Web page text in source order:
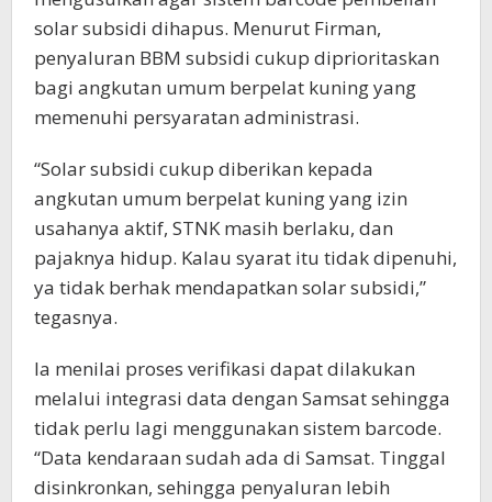
solar subsidi dihapus. Menurut Firman,
penyaluran BBM subsidi cukup diprioritaskan
bagi angkutan umum berpelat kuning yang
memenuhi persyaratan administrasi.
“Solar subsidi cukup diberikan kepada
angkutan umum berpelat kuning yang izin
usahanya aktif, STNK masih berlaku, dan
pajaknya hidup. Kalau syarat itu tidak dipenuhi,
ya tidak berhak mendapatkan solar subsidi,”
tegasnya.
Ia menilai proses verifikasi dapat dilakukan
melalui integrasi data dengan Samsat sehingga
tidak perlu lagi menggunakan sistem barcode.
“Data kendaraan sudah ada di Samsat. Tinggal
disinkronkan, sehingga penyaluran lebih